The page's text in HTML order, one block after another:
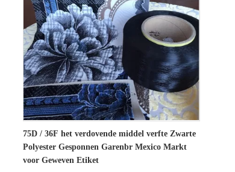
75D / 36F het verdovende middel verfte Zwarte
Polyester Gesponnen Garenbr Mexico Markt
voor Geweven Etiket